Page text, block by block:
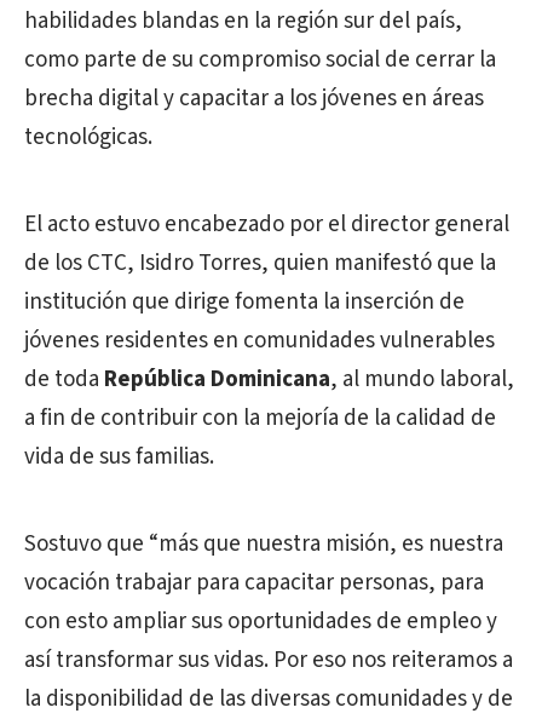
habilidades blandas en la región sur del país,
como parte de su compromiso social de cerrar la
brecha digital y capacitar a los jóvenes en áreas
tecnológicas.
El acto estuvo encabezado por el director general
de los CTC, Isidro Torres, quien manifestó que la
institución que dirige fomenta la inserción de
jóvenes residentes en comunidades vulnerables
de toda República Dominicana, al mundo laboral,
a fin de contribuir con la mejoría de la calidad de
vida de sus familias.
Sostuvo que “más que nuestra misión, es nuestra
vocación trabajar para capacitar personas, para
con esto ampliar sus oportunidades de empleo y
así transformar sus vidas. Por eso nos reiteramos a
la disponibilidad de las diversas comunidades y de